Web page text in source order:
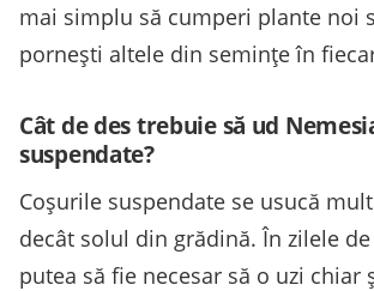
mai simplu să cumperi plante noi
pornești altele din semințe în
Cât de des trebuie să ud
suspendate?
Coșurile suspendate se usucă
decât solul din grădină. În zilele
putea să fie necesar să o uzi chiar